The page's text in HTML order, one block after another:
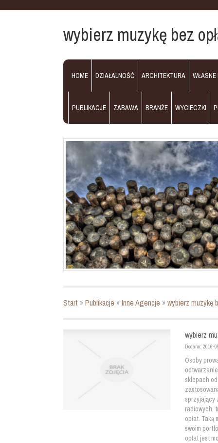
wybierz muzykę bez
HOME DZIAŁALNOŚĆ ARCHITEKTURA WŁASNE
PUBLIKACJE ZABAWA BRANŻE WYCIECZKI
Start »Publikacje »Inne Agencje »wybierz muzykę
wybierz
Dodano: 2016-
Osoby
sklepach
sprzyjający
radiowych,
opłat.
swoim
opłat jest